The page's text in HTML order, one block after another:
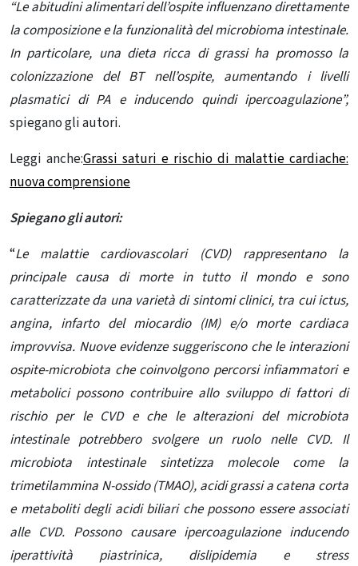
“Le abitudini alimentari dell’ospite influenzano direttamente
la composizione e la funzionalità del microbioma intestinale.
In particolare, una dieta ricca di grassi ha promosso la
colonizzazione del BT nell’ospite, aumentando i livelli
plasmatici di PA e inducendo quindi ipercoagulazione”,
spiegano gli autori.
Leggi anche:Grassi saturi e rischio di malattie cardiache:
nuova comprensione
Spiegano gli autori:
“Le malattie cardiovascolari (CVD) rappresentano la
principale causa di morte in tutto il mondo e sono
caratterizzate da una varietà di sintomi clinici, tra cui ictus,
angina, infarto del miocardio (IM) e/o morte cardiaca
improvvisa. Nuove evidenze suggeriscono che le interazioni
ospite-microbiota che coinvolgono percorsi infiammatori e
metabolici possono contribuire allo sviluppo di fattori di
rischio per le CVD e che le alterazioni del microbiota
intestinale potrebbero svolgere un ruolo nelle CVD. Il
microbiota intestinale sintetizza molecole come la
trimetilammina N-ossido (TMAO), acidi grassi a catena corta
e metaboliti degli acidi biliari che possono essere associati
alle CVD. Possono causare ipercoagulazione inducendo
iperattività piastrinica, dislipidemia e stress